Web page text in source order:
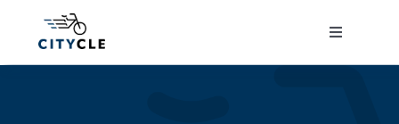
Toggle